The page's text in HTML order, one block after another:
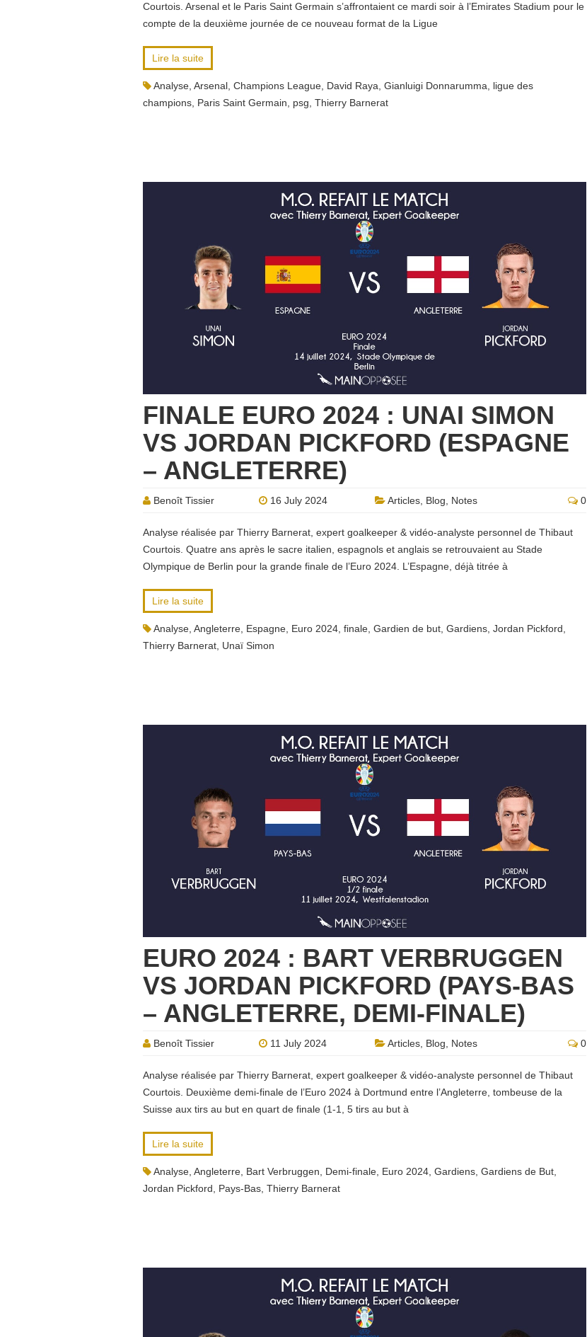
Courtois. Arsenal et le Paris Saint Germain s’affrontaient ce mardi soir à l’Emirates Stadium pour le
compte de la deuxième journée de ce nouveau format de la Ligue
Lire la suite
Analyse Arsenal Champions League David Raya Gianluigi Donnarumma
ligue des
champions Paris Saint Germain psg Thierry Barnerat
FINALE EURO 2024 : UNAI SIMON
VS JORDAN PICKFORD (ESPAGNE
– ANGLETERRE)
Benoît Tissier 16 July 2024 Articles Blog Notes 0
Analyse réalisée par Thierry Barnerat, expert goalkeeper & vidéo-analyste personnel de Thibaut
Courtois. Quatre ans après le sacre italien, espagnols et anglais se retrouvaient au Stade
Olympique de Berlin pour la grande finale de l’Euro 2024. L’Espagne, déjà titrée à
Lire la suite
Analyse Angleterre Espagne Euro 2024 finale Gardien de but Gardiens Jordan Pickford
Thierry Barnerat Unaï Simon
EURO 2024 : BART VERBRUGGEN
VS JORDAN PICKFORD (PAYS-BAS
– ANGLETERRE, DEMI-FINALE)
Benoît Tissier 11 July 2024 Articles Blog Notes 0
Analyse réalisée par Thierry Barnerat, expert goalkeeper & vidéo-analyste personnel de Thibaut
Courtois. Deuxième demi-finale de l’Euro 2024 à Dortmund entre l’Angleterre, tombeuse de la
Suisse aux tirs au but en quart de finale (1-1, 5 tirs au but à
Lire la suite
Analyse Angleterre Bart Verbruggen Demi-finale Euro 2024 Gardiens Gardiens de But
Jordan Pickford
Pays-Bas Thierry Barnerat